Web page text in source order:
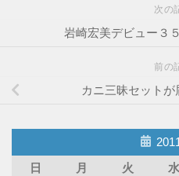
次の
岩崎宏美デビュー３
前の
カニ三昧セットが
日
月 火 水